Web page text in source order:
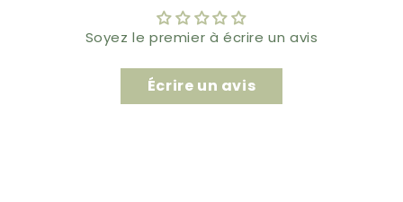
Soyez le premier à écrire un avis
Écrire un avis